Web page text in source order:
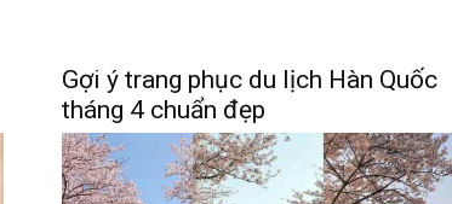
Gợi ý trang phục du lịch Hàn Quốc
tháng 4 chuẩn đẹp